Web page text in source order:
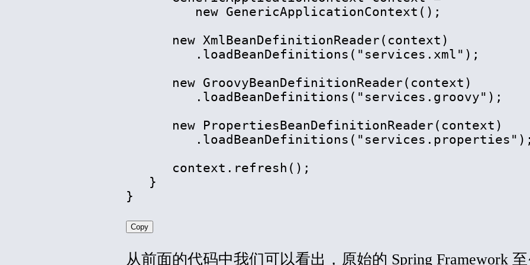
         new GenericApplicationContext();
      new XmlBeanDefinitionReader(context)
         .loadBeanDefinitions("services.xml");
      new GroovyBeanDefinitionReader(context)
         .loadBeanDefinitions("services.groovy");
      new PropertiesBeanDefinitionReader(context)
         .loadBeanDefinitions("services.properties");
      context.refresh();
   }
Copy
从前面的代码中我们可以看出，原始的 Spring Framework